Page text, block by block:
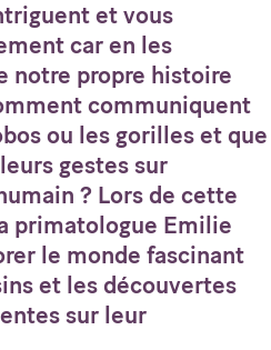
et vous
car en les
notre propre histoire
communiquent
ou les gorilles et que
gestes sur
? Lors de cette
primatologue Emilie
le monde fascinant
et les découvertes
sur leur